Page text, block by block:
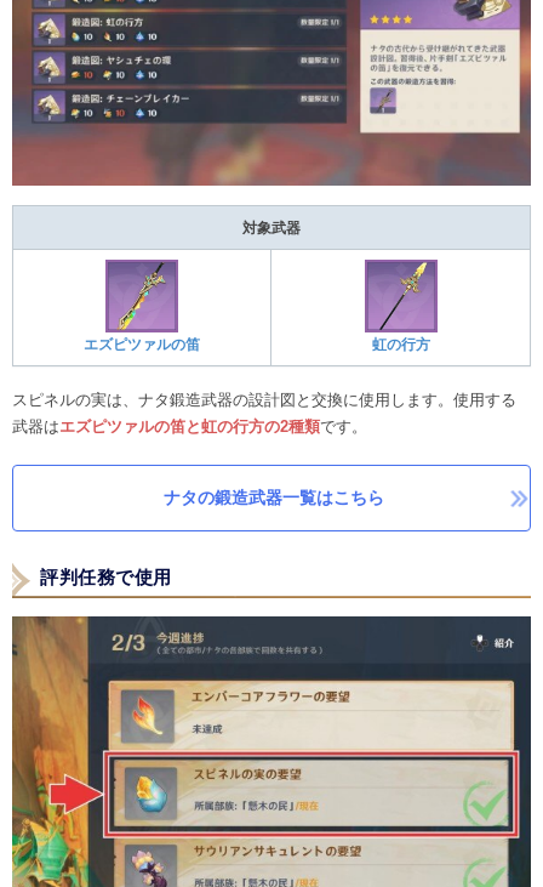
対象武器
エズピツァルの笛 虹の行方
スピネルの実は、ナタ鍛造武器の設計図と交換に使用します。使用する
武器はエズピツァルの笛と虹の行方の2種類です。
ナタの鍛造武器一覧はこちら
評判任務で使用